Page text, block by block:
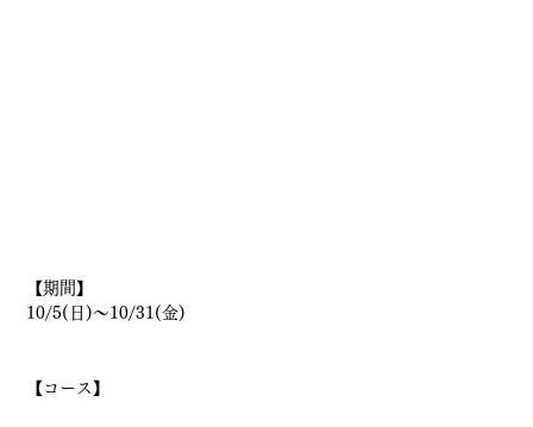
【期間】
10/5(日)〜10/31(金)
【コース】